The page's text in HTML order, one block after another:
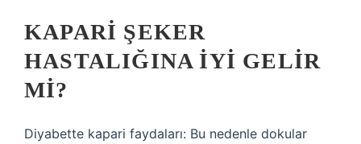
KAPARI ŞEKER
HASTALIĞINA IYI GELIR
MI?
Diyabette kapari faydaları: Bu nedenle dokular